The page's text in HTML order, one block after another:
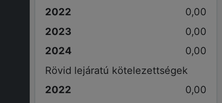
0,00
0,00
0,00
Rövid lejáratú kötelezettségek
0,00